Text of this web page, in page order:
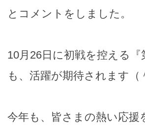
とコメントをしました。
10月26日に初戦を控える
も、活躍が期待されます（
今年も、皆さまの熱い応